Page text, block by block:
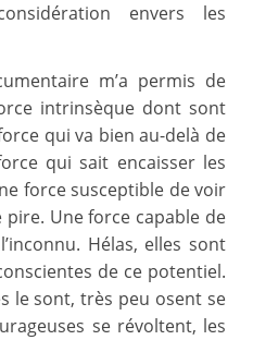
envers les
m’a permis de
intrinsèque dont sont
qui va bien au-delà de
qui sait encaisser les
force susceptible de voir
Une force capable de
Hélas, elles sont
de ce potentiel.
le sont, très peu osent se
se révoltent, les